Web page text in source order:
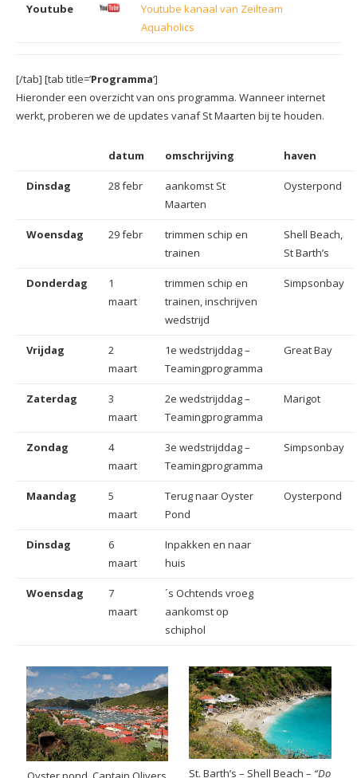
Youtube
Youtube kanaal van Zeilteam
Aquaholics
[/tab] [tab title=’Programma‘]
Hieronder een overzicht van ons programma. Wanneer internet
werkt, proberen we de updates vanaf St Maarten bij te houden.
datum omschrijving haven
Dinsdag 28 febr
aankomst St
Maarten
Oysterpond
Woensdag 29 febr
trimmen schip en
trainen
Shell Beach,
St Barth’s
Donderdag
1
maart
trimmen schip en
trainen, inschrijven
wedstrijd
Simpsonbay
Vrijdag
2
maart
1e wedstrijddag –
Teamingprogramma
Great Bay
Zaterdag
3
maart
2e wedstrijddag –
Teamingprogramma
Marigot
Zondag
4
maart
3e wedstrijddag –
Teamingprogramma
Simpsonbay
Maandag
5
maart
Terug naar Oyster
Pond
Oysterpond
Dinsdag
6
maart
Inpakken en naar
huis
Woensdag
7
maart
´s Ochtends vroeg
aankomst op
schiphol
St. Barth’s – Shell Beach – “Do